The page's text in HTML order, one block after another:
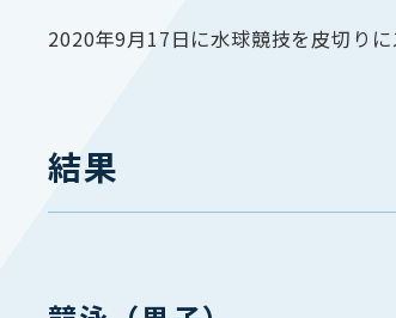
2020年9月17日に水球競技を皮切り
結果